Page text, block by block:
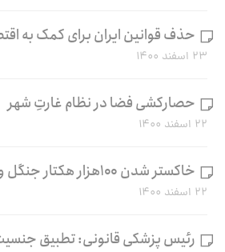
حذف قوانین ایران برای کمک به
۲۳ اسفند ۱۴۰۰
حصارکشی فضا در نظام غارتِ شهر
۲۲ اسفند ۱۴۰۰
خاکستر شدن ۱۰۰هزار هکتار جنگل و مرتع طی ۵ سال
۲۲ اسفند ۱۴۰۰
رئیس پزشکی قانونی: تطبیق